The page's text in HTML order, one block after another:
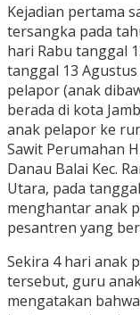
Kejadian pertama
tersangka pada
hari Rabu tanggal
tanggal 13
pelapor (anak
berada di kota
anak pelapor ke
Sawit Perumahan
Danau Balai Kec.
Utara, pada
menghantar anak
pesantren yang
Sekira 4 hari anak
tersebut, guru
mengatakan